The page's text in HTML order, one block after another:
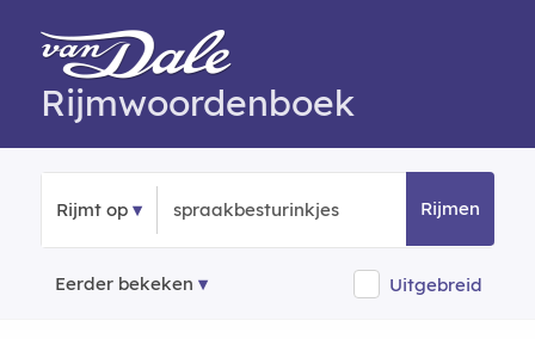
Rijmwoordenboek
Rijmt op Rijmen
Eerder bekeken Uitgebreid